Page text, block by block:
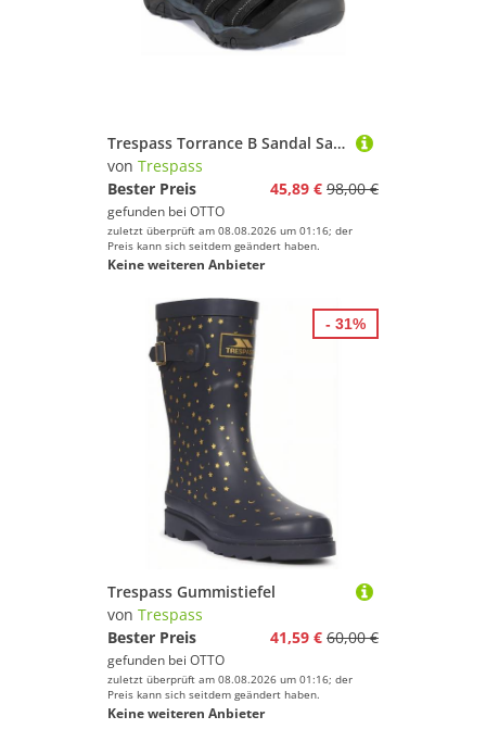
Trespass Torrance B Sandal Sandale
von Trespass
Bester Preis
45,89 € 98,00 €
gefunden bei OTTO
zuletzt überprüft am 08.08.2026 um 01:16; der
Preis kann sich seitdem geändert haben.
Keine weiteren Anbieter
Trespass Gummistiefel
von Trespass
Bester Preis
41,59 € 60,00 €
gefunden bei OTTO
zuletzt überprüft am 08.08.2026 um 01:16; der
Preis kann sich seitdem geändert haben.
Keine weiteren Anbieter
- 31%